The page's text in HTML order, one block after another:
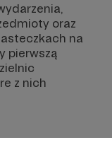
oraz
na
pierwszą
z nich